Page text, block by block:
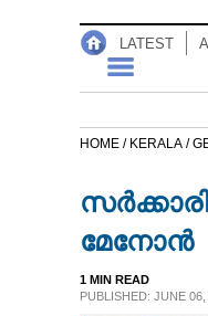
NOTIFIED NEWS
NEWS 360
CASE DIARY
LATEST
HOME / KERALA /
മേനോൻ
1 MIN READ
PUBLISHED: JUNE